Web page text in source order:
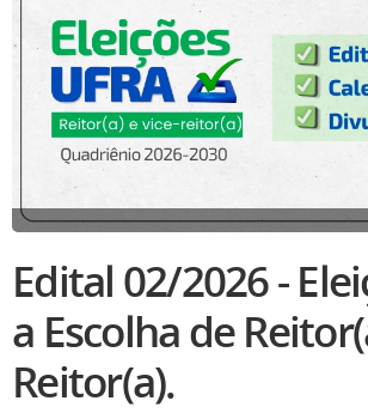
Edital 02/2026 -
a Escolha de
Reitor(a).